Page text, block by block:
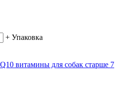
+ Упаковка
витамины для собак старше 7